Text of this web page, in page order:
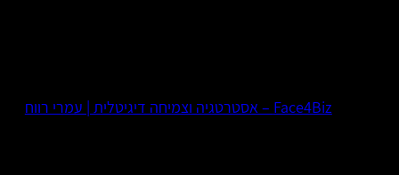
Face4Biz – אסטרטגיה וצמיחה דיגיטלית | עמרי רווח